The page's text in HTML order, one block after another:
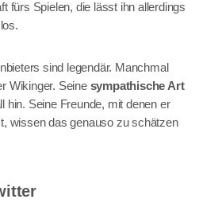
fürs Spielen, die lässt ihn allerdings
sind legendär. Manchmal
Wikinger. Seine sympathische Art
hin. Seine Freunde, mit denen er
wissen das genauso zu schätzen